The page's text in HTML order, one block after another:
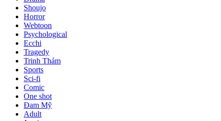
Shoujo
Horror
Webtoon
Psychological
Ecchi
Tragedy
Trinh Thám
Sports
Sci-fi
Comic
One shot
Đam Mỹ
Adult